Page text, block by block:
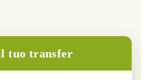
tuo transfer